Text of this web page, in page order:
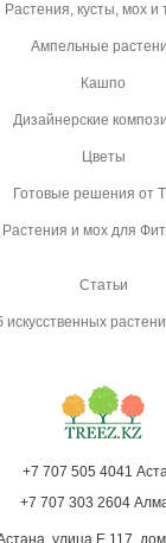
Растения, кусты, мох и
Ампельные
Кашпо
Дизайнерские
Цветы
Готовые решения от
Растения и мох для
Статьи
искусственных
+7 707 505 4041
+7 707 303 2604
улица Е 117,